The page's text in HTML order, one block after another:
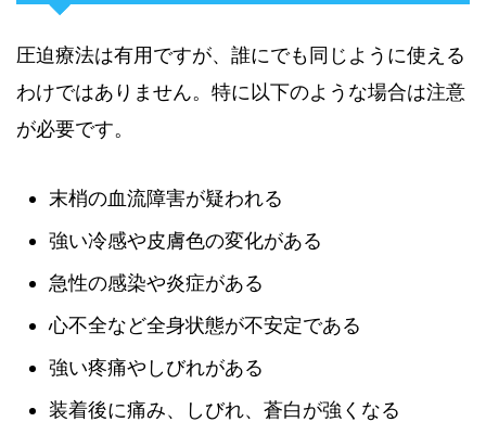
圧迫療法は有用ですが、誰にでも同じように使える
わけではありません。特に以下のような場合は注意
が必要です。
末梢の血流障害が疑われる
強い冷感や皮膚色の変化がある
急性の感染や炎症がある
心不全など全身状態が不安定である
強い疼痛やしびれがある
装着後に痛み、しびれ、蒼白が強くなる